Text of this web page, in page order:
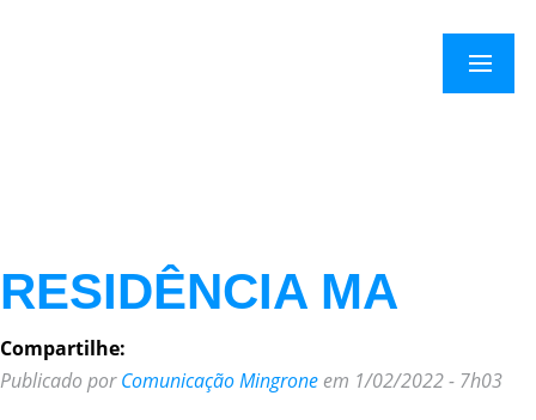
×
Menu
RESIDÊNCIA MA
Compartilhe:
Publicado porComunicação Mingrone em 1/02/2022 - 7h03